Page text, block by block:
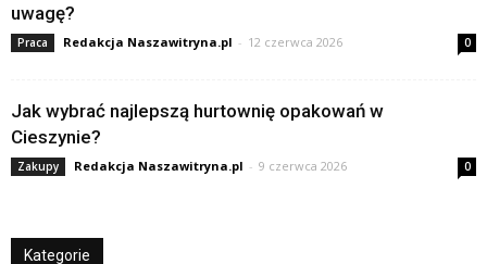
uwagę?
Praca Redakcja Naszawitryna.pl - 12 czerwca 2026 0
Jak wybrać najlepszą hurtownię opakowań w
Cieszynie?
Zakupy Redakcja Naszawitryna.pl - 9 czerwca 2026 0
Kategorie